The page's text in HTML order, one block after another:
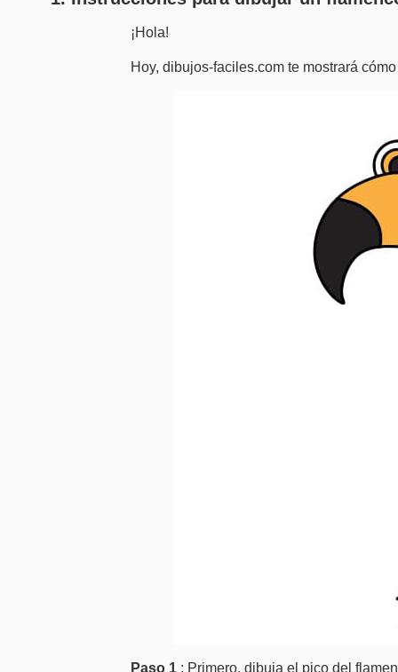
¡Hola!
Hoy, dibujos-faciles.com te mostrará
Paso 1 : Primero, dibuja el pico del